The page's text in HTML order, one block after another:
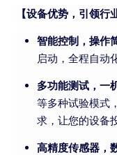
【设备优势，引领行
智能控制，操作
启动，全程自动
多功能测试，一
等多种试验模式
求，让您的设备
高精度传感器，